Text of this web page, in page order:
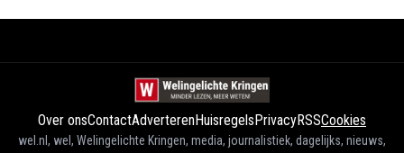
Over onsContactAdverterenHuisregelsPrivacyRSSCookies
wel.nl, wel, Welingelichte Kringen, media, journalistiek, dagelijks, nieuws,